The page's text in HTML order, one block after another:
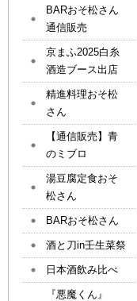
BARおそ松さん
通信販売
京まふ2025白糸
酒造ブース出店
精進料理おそ松
さん
【通信販売】青
のミブロ
湯豆腐定食おそ
松さん
BARおそ松さん
酒と刀in壬生菜祭
日本酒飲み比べ
『悪魔くん』